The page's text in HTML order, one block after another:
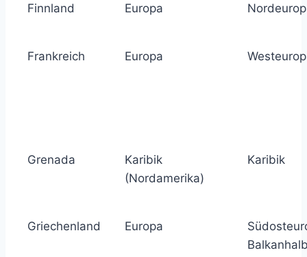
Finnland Europa
Frankreich Europa
Grenada
Karibik
(Nordamerika)
Karibik
Griechenland Europa